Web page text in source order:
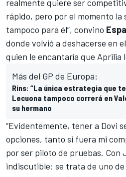
realmente quiere ser
rápido, pero por el momento la
tampoco para él”, convino
donde volvió a deshacerse en
quien le encantaría que Aprilia
Más del GP de Europa:
Rins: “La única estrategia que
Lecuona tampoco correrá en
su hermano
“Evidentemente, tener a Dovi
opciones, tanto si fuera mi
por ser piloto de pruebas. Con
indiscutible: se trata de uno